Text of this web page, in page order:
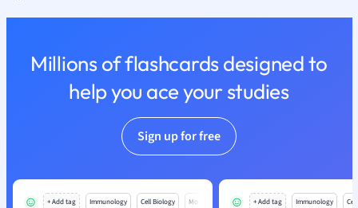
Millions of flashcards designed to
help you ace your studies
Sign up for free
+ Add tag Immunology Cell Biology Mo + Add tag Immunology